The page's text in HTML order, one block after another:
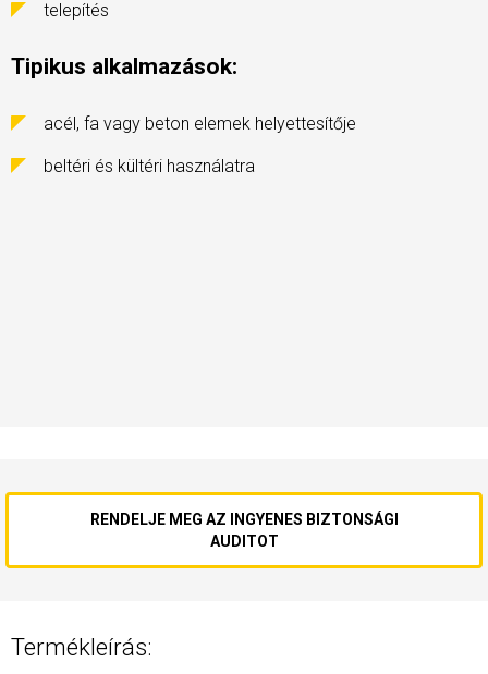
telepítés
Tipikus alkalmazások:
acél, fa vagy beton elemek helyettesítője
beltéri és kültéri használatra
RENDELJE MEG AZ INGYENES BIZTONSÁGI
AUDITOT
Termékleírás: